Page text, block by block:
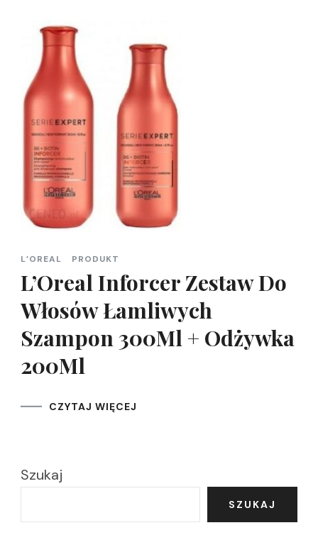
L’OREAL PRODUKT
L’Oreal Inforcer Zestaw Do
Włosów Łamliwych
Szampon 300Ml + Odżywka
200Ml
CZYTAJ WIĘCEJ
Szukaj
SZUKAJ